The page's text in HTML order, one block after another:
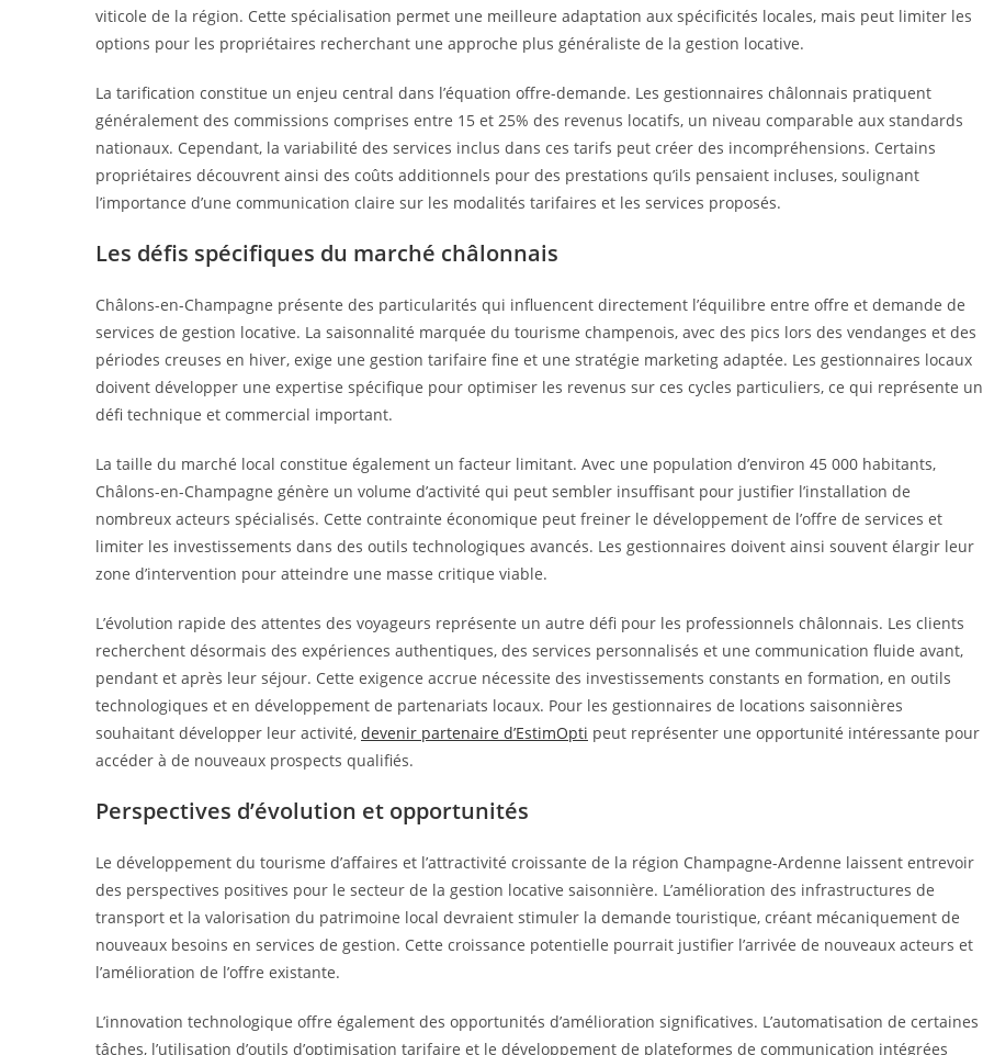
viticole de la région. Cette spécialisation permet une meilleure adaptation aux spécificités locales, mais peut limiter les
options pour les propriétaires recherchant une approche plus généraliste de la gestion locative.
La tarification constitue un enjeu central dans l’équation offre-demande. Les gestionnaires châlonnais pratiquent
généralement des commissions comprises entre 15 et 25% des revenus locatifs, un niveau comparable aux standards
nationaux. Cependant, la variabilité des services inclus dans ces tarifs peut créer des incompréhensions. Certains
propriétaires découvrent ainsi des coûts additionnels pour des prestations qu’ils pensaient incluses, soulignant
l’importance d’une communication claire sur les modalités tarifaires et les services proposés.
Les défis spécifiques du marché châlonnais
Châlons-en-Champagne présente des particularités qui influencent directement l’équilibre entre offre et demande de
services de gestion locative. La saisonnalité marquée du tourisme champenois, avec des pics lors des vendanges et des
périodes creuses en hiver, exige une gestion tarifaire fine et une stratégie marketing adaptée. Les gestionnaires locaux
doivent développer une expertise spécifique pour optimiser les revenus sur ces cycles particuliers, ce qui représente un
défi technique et commercial important.
La taille du marché local constitue également un facteur limitant. Avec une population d’environ 45 000 habitants,
Châlons-en-Champagne génère un volume d’activité qui peut sembler insuffisant pour justifier l’installation de
nombreux acteurs spécialisés. Cette contrainte économique peut freiner le développement de l’offre de services et
limiter les investissements dans des outils technologiques avancés. Les gestionnaires doivent ainsi souvent élargir leur
zone d’intervention pour atteindre une masse critique viable.
L’évolution rapide des attentes des voyageurs représente un autre défi pour les professionnels châlonnais. Les clients
recherchent désormais des expériences authentiques, des services personnalisés et une communication fluide avant,
pendant et après leur séjour. Cette exigence accrue nécessite des investissements constants en formation, en outils
technologiques et en développement de partenariats locaux. Pour les gestionnaires de locations saisonnières
souhaitant développer leur activité, devenir partenaire d’EstimOpti peut représenter une opportunité intéressante pour
accéder à de nouveaux prospects qualifiés.
Perspectives d’évolution et opportunités
Le développement du tourisme d’affaires et l’attractivité croissante de la région Champagne-Ardenne laissent entrevoir
des perspectives positives pour le secteur de la gestion locative saisonnière. L’amélioration des infrastructures de
transport et la valorisation du patrimoine local devraient stimuler la demande touristique, créant mécaniquement de
nouveaux besoins en services de gestion. Cette croissance potentielle pourrait justifier l’arrivée de nouveaux acteurs et
l’amélioration de l’offre existante.
L’innovation technologique offre également des opportunités d’amélioration significatives. L’automatisation de certaines
tâches, l’utilisation d’outils d’optimisation tarifaire et le développement de plateformes de communication intégrées